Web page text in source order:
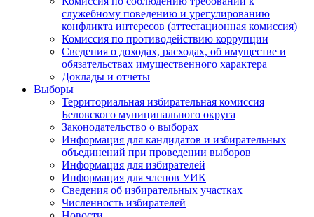
служебному поведению и урегулированию
конфликта интересов (аттестационная комиссия)
Комиссия по противодействию коррупции
Сведения о доходах, расходах, об имуществе и
обязательствах имущественного характера
Доклады и отчеты
Выборы
Территориальная избирательная комиссия
Беловского муниципального округа
Законодательство о выборах
Информация для кандидатов и избирательных
объединений при проведении выборов
Информация для избирателей
Информация для членов УИК
Сведения об избирательных участках
Численность избирателей